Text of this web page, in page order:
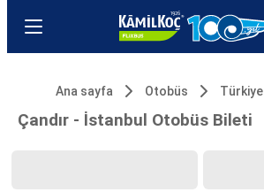
Ana sayfa Otobüs Türkiye
Çandır - İstanbul Otobüs Bileti